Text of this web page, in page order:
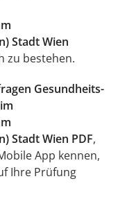
Stadt Wien
zu bestehen.
Gesundheits-
Stadt Wien PDF,
App kennen,
Ihre Prüfung